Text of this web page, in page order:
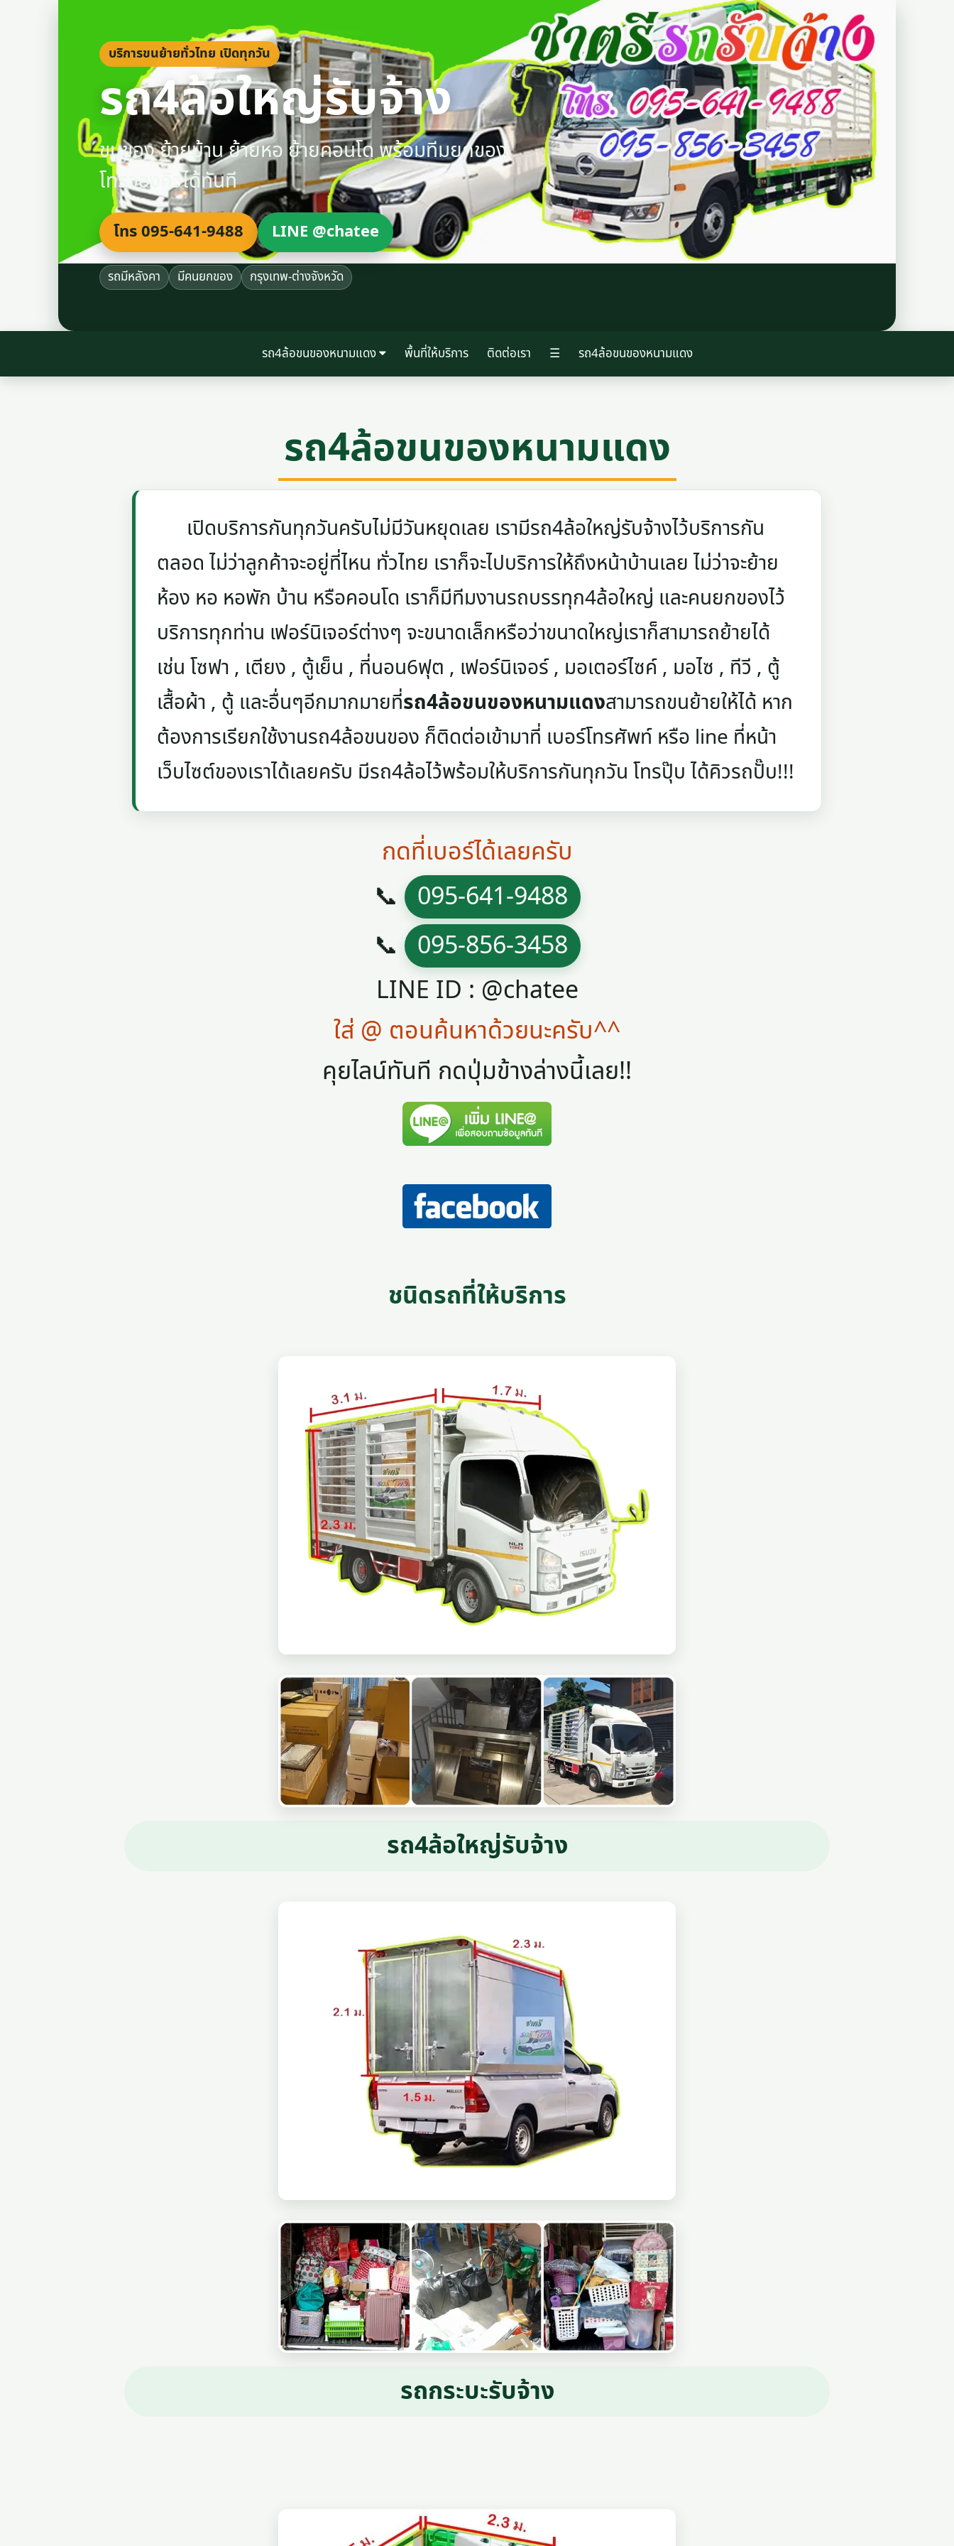
บริการขนย้ายทั่วไทย เปิดทุกวัน
รถ4ล้อใหญ่รับจ้าง
ขนของ ย้ายบ้าน ย้ายหอ ย้ายคอนโด พร้อมทีมยกของ
โทรจองคิวได้ทันที
โทร 095-641-9488 LINE @chatee
รถมีหลังคา มีคนยกของ กรุงเทพ-ต่างจังหวัด
รถ4ล้อขนของหนามแดง พื้นที่ให้บริการ ติดต่อเรา ☰ รถ4ล้อขนของหนามแดง
รถ4ล้อขนของหนามแดง
เปิดบริการกันทุกวันครับไม่มีวันหยุดเลย เรามีรถ4ล้อใหญ่รับจ้างไว้บริการกัน
ตลอด ไม่ว่าลูกค้าจะอยู่ที่ไหน ทั่วไทย เราก็จะไปบริการให้ถึงหน้าบ้านเลย ไม่ว่าจะย้าย
ห้อง หอ หอพัก บ้าน หรือคอนโด เราก็มีทีมงานรถบรรทุก4ล้อใหญ่ และคนยกของไว้
บริการทุกท่าน เฟอร์นิเจอร์ต่างๆ จะขนาดเล็กหรือว่าขนาดใหญ่เราก็สามารถย้ายได้
เช่น โซฟา , เตียง , ตู้เย็น , ที่นอน6ฟุต , เฟอร์นิเจอร์ , มอเตอร์ไซค์ , มอไซ , ทีวี , ตู้
เสื้อผ้า , ตู้ และอื่นๆอีกมากมายที่รถ4ล้อขนของหนามแดงสามารถขนย้ายให้ได้ หาก
ต้องการเรียกใช้งานรถ4ล้อขนของ ก็ติดต่อเข้ามาที่ เบอร์โทรศัพท์ หรือ line ที่หน้า
เว็บไซต์ของเราได้เลยครับ มีรถ4ล้อไว้พร้อมให้บริการกันทุกวัน โทรปุ๊บ ได้คิวรถปั๊บ!!!
กดที่เบอร์ได้เลยครับ
📞
095-641-9488
📞
095-856-3458
LINE ID : @chatee
ใส่ @ ตอนค้นหาด้วยนะครับ^^
คุยไลน์ทันที กดปุ่มข้างล่างนี้เลย!!
ชนิดรถที่ให้บริการ
รถ4ล้อใหญ่รับจ้าง
รถกระบะรับจ้าง